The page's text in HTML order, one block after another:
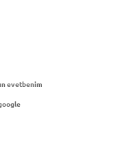
evetbenim